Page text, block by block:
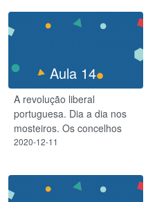
Aula 14
A revolução liberal
portuguesa. Dia a dia nos
mosteiros. Os concelhos
2020-12-11